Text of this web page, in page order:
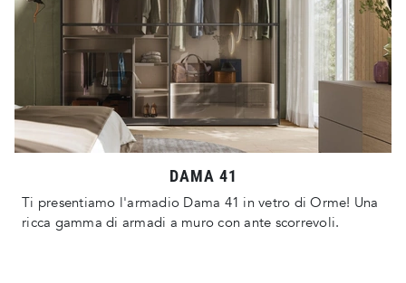
DAMA 41
Ti presentiamo l'armadio Dama 41 in vetro di Orme! Una
ricca gamma di armadi a muro con ante scorrevoli.